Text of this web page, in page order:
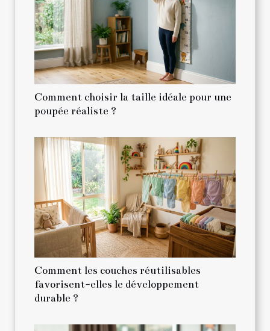
Comment choisir la taille idéale pour une
poupée réaliste ?
Comment les couches réutilisables
favorisent-elles le développement
durable ?